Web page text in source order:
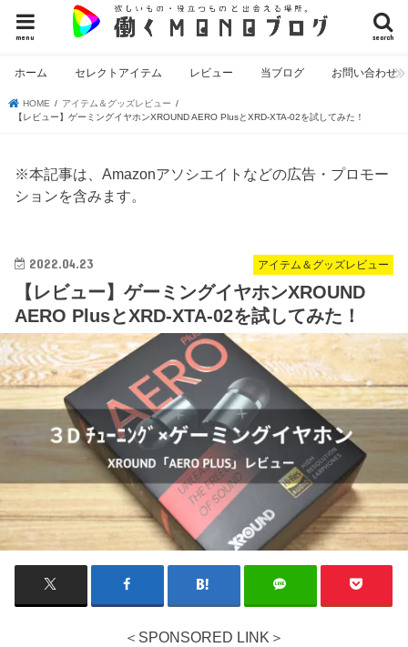
search
menu
ホーム セレクトアイテム レビュー 当ブログ お問い合わせ
HOME
アイテム＆グッズレビュー
【レビュー】ゲーミングイヤホンXROUND AERO PlusとXRD-XTA-02を試してみた！
※本記事は、Amazonアソシエイトなどの広告・プロモー
ションを含みます。
アイテム＆グッズレビュー
2022.04.23
【レビュー】ゲーミングイヤホンXROUND
AERO PlusとXRD-XTA-02を試してみた！
＜SPONSORED LINK＞